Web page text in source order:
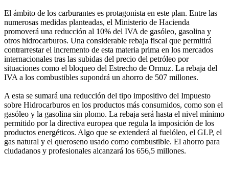
El ámbito de los carburantes es protagonista en este plan. Entre las
numerosas medidas planteadas, el Ministerio de Hacienda
promoverá una reducción al 10% del IVA de gasóleo, gasolina y
otros hidrocarburos. Una considerable rebaja fiscal que permitirá
contrarrestar el incremento de esta materia prima en los mercados
internacionales tras las subidas del precio del petróleo por
situaciones como el bloqueo del Estrecho de Ormuz. La rebaja del
IVA a los combustibles supondrá un ahorro de 507 millones.
A esta se sumará una reducción del tipo impositivo del Impuesto
sobre Hidrocarburos en los productos más consumidos, como son el
gasóleo y la gasolina sin plomo. La rebaja será hasta el nivel mínimo
permitido por la directiva europea que regula la imposición de los
productos energéticos. Algo que se extenderá al fuelóleo, el GLP, el
gas natural y el queroseno usado como combustible. El ahorro para
ciudadanos y profesionales alcanzará los 656,5 millones.